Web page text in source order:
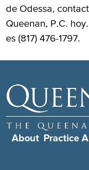
de Odessa,
Queenan, P.C.
es (817) 476-1797.
About Practice